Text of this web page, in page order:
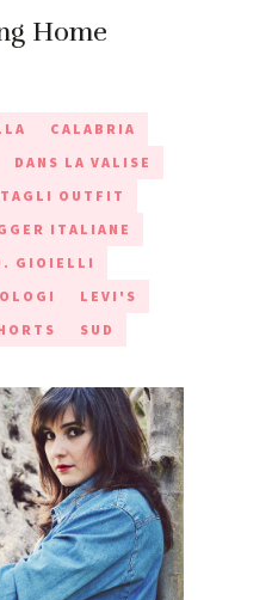
Home
CALABRIA
DANS LA VALISE
OUTFIT
ITALIANE
GIOIELLI
LEVI'S
SUD